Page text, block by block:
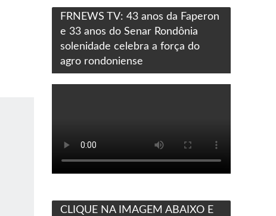
FRNEWS TV: 43 anos da Faperon
e 33 anos do Senar Rondônia
solenidade celebra a força do
agro rondoniense
CLIQUE NA IMAGEM ABAIXO E